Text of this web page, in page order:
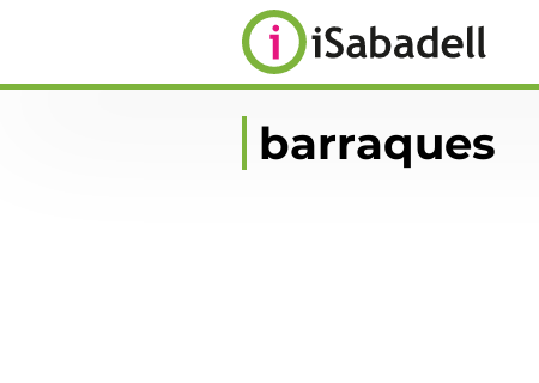
barraques